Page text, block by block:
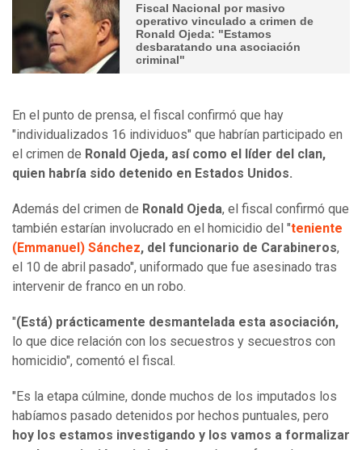
Fiscal Nacional por masivo
operativo vinculado a crimen de
Ronald Ojeda: "Estamos
desbaratando una asociación
criminal"
En el punto de prensa, el fiscal confirmó que hay
"individualizados 16 individuos" que habrían participado en
el crimen de Ronald Ojeda, así como el líder del clan,
quien habría sido detenido en Estados Unidos.
Además del crimen de Ronald Ojeda, el fiscal confirmó que
también estarían involucrado en el homicidio del "teniente
(Emmanuel) Sánchez, del funcionario de Carabineros,
el 10 de abril pasado", uniformado que fue asesinado tras
intervenir de franco en un robo.
"(Está) prácticamente desmantelada esta asociación,
lo que dice relación con los secuestros y secuestros con
homicidio", comentó el fiscal.
"Es la etapa cúlmine, donde muchos de los imputados los
habíamos pasado detenidos por hechos puntuales, pero
hoy los estamos investigando y los vamos a formalizar